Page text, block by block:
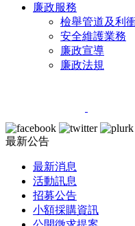
廉政服務
檢舉管道及利
安全維護業務
廉政宣導
廉政法規
最新公告
最新消息
活動訊息
招募公告
小額採購資訊